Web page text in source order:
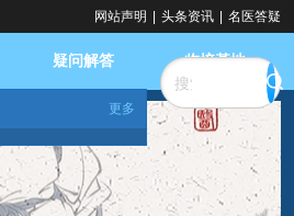
更多
网站声明 头条资讯 名医答疑
疑问解答 临培基地